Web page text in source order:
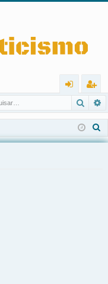
ra
r
eg
ist
ra
e